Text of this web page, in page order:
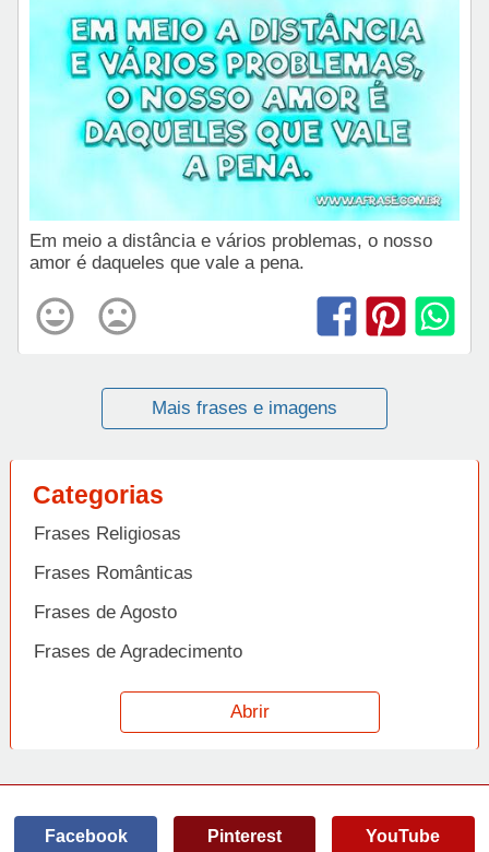
Em meio a distância e vários problemas, o nosso
amor é daqueles que vale a pena.
Mais frases e imagens
Categorias
Frases Religiosas
Frases Românticas
Frases de Agosto
Frases de Agradecimento
Frases de Amizade
Frases de Amor
Abrir
Facebook Pinterest YouTube